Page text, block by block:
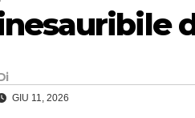
GIU 11, 2026